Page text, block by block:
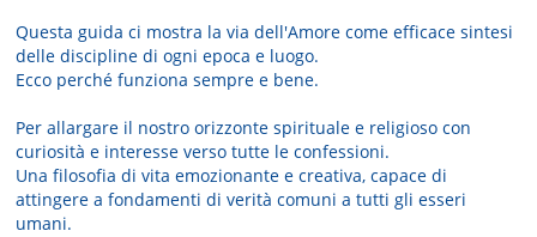
Questa guida ci mostra la via dell'Amore come efficace sintesi
delle discipline di ogni epoca e luogo.
Ecco perché funziona sempre e bene.
Per allargare il nostro orizzonte spirituale e religioso con
curiosità e interesse verso tutte le confessioni.
Una filosofia di vita emozionante e creativa, capace di
attingere a fondamenti di verità comuni a tutti gli esseri
umani.